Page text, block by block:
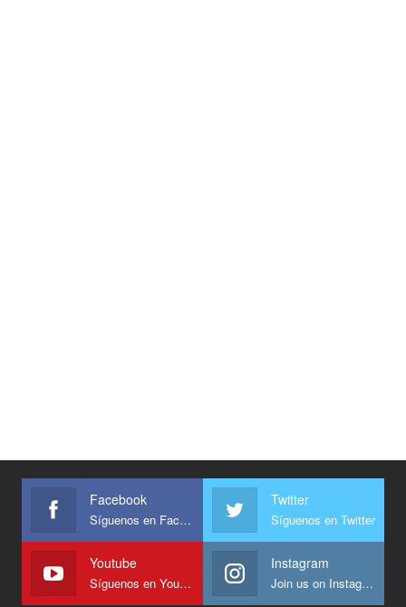
Facebook
Síguenos en Facebook
Twitter
Síguenos en Twitter
Youtube
Síguenos en Youtube
Instagram
Join us on Instagram